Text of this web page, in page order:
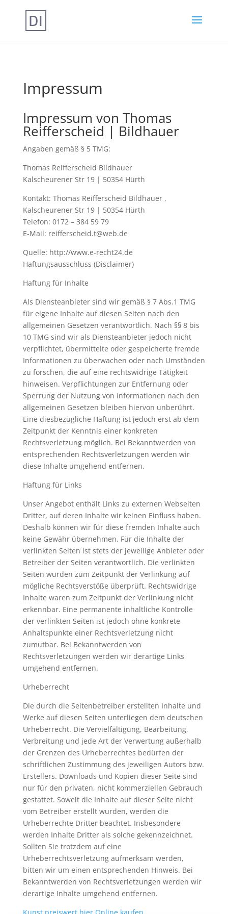
Impressum
Impressum von Thomas
Reifferscheid | Bildhauer
Angaben gemäß § 5 TMG:
Thomas Reifferscheid Bildhauer
Kalscheurener Str 19 | 50354 Hürth
Kontakt: Thomas Reifferscheid Bildhauer ,
Kalscheurener Str 19 | 50354 Hürth
Telefon: 0172 – 384 59 79
E-Mail: reifferscheid.t@web.de
Quelle: http://www.e-recht24.de
Haftungsausschluss (Disclaimer)
Haftung für Inhalte
Als Diensteanbieter sind wir gemäß § 7 Abs.1 TMG
für eigene Inhalte auf diesen Seiten nach den
allgemeinen Gesetzen verantwortlich. Nach §§ 8 bis
10 TMG sind wir als Diensteanbieter jedoch nicht
verpflichtet, übermittelte oder gespeicherte fremde
Informationen zu überwachen oder nach Umständen
zu forschen, die auf eine rechtswidrige Tätigkeit
hinweisen. Verpflichtungen zur Entfernung oder
Sperrung der Nutzung von Informationen nach den
allgemeinen Gesetzen bleiben hiervon unberührt.
Eine diesbezügliche Haftung ist jedoch erst ab dem
Zeitpunkt der Kenntnis einer konkreten
Rechtsverletzung möglich. Bei Bekanntwerden von
entsprechenden Rechtsverletzungen werden wir
diese Inhalte umgehend entfernen.
Haftung für Links
Unser Angebot enthält Links zu externen Webseiten
Dritter, auf deren Inhalte wir keinen Einfluss haben.
Deshalb können wir für diese fremden Inhalte auch
keine Gewähr übernehmen. Für die Inhalte der
verlinkten Seiten ist stets der jeweilige Anbieter oder
Betreiber der Seiten verantwortlich. Die verlinkten
Seiten wurden zum Zeitpunkt der Verlinkung auf
mögliche Rechtsverstöße überprüft. Rechtswidrige
Inhalte waren zum Zeitpunkt der Verlinkung nicht
erkennbar. Eine permanente inhaltliche Kontrolle
der verlinkten Seiten ist jedoch ohne konkrete
Anhaltspunkte einer Rechtsverletzung nicht
zumutbar. Bei Bekanntwerden von
Rechtsverletzungen werden wir derartige Links
umgehend entfernen.
Urheberrecht
Die durch die Seitenbetreiber erstellten Inhalte und
Werke auf diesen Seiten unterliegen dem deutschen
Urheberrecht. Die Vervielfältigung, Bearbeitung,
Verbreitung und jede Art der Verwertung außerhalb
der Grenzen des Urheberrechtes bedürfen der
schriftlichen Zustimmung des jeweiligen Autors bzw.
Erstellers. Downloads und Kopien dieser Seite sind
nur für den privaten, nicht kommerziellen Gebrauch
gestattet. Soweit die Inhalte auf dieser Seite nicht
vom Betreiber erstellt wurden, werden die
Urheberrechte Dritter beachtet. Insbesondere
werden Inhalte Dritter als solche gekennzeichnet.
Sollten Sie trotzdem auf eine
Urheberrechtsverletzung aufmerksam werden,
bitten wir um einen entsprechenden Hinweis. Bei
Bekanntwerden von Rechtsverletzungen werden wir
derartige Inhalte umgehend entfernen.